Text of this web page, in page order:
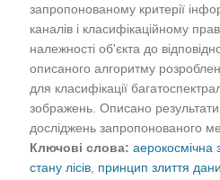
запропонованому критерії
каналів і класифікаційному
належності об'єкта до
описаного алгоритму
для класифікації
зображень. Описано
досліджень запропонованого
Ключові слова: аерокосмічна
стану лісів принцип злиття